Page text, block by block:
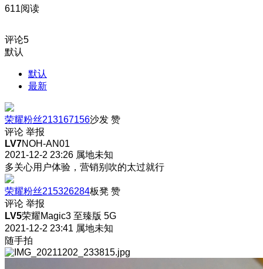
611阅读
评论5
默认
默认
最新
荣耀粉丝213167156沙发 赞
评论 举报
LV7NOH-AN01
2021-12-2 23:26 属地未知
多关心用户体验，营销别吹的太过就行
荣耀粉丝215326284板凳 赞
评论 举报
LV5荣耀Magic3 至臻版 5G
2021-12-2 23:41 属地未知
随手拍